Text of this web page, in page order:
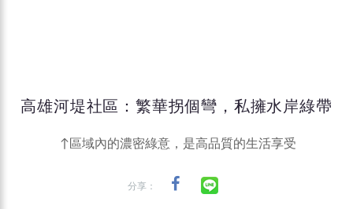
高雄河堤社區：繁華拐個彎，私擁水岸綠帶
↑區域內的濃密綠意，是高品質的生活享受
分享：